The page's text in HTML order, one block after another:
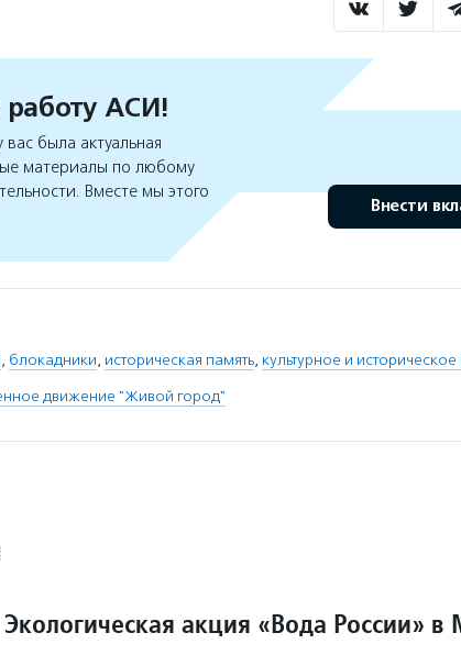
АСИ!
была актуальная
материалы по любому
Вместе мы этого
Внести
, блокадники, историческая память, культурное и
движение "Живой город"
Экологическая акция «Вода России» в